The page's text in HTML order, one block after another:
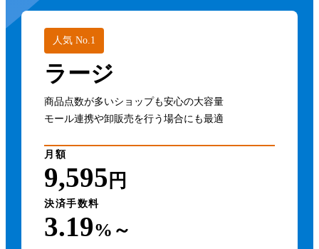
人気 No.1
ラージ
商品点数が多いショップも安心の大容量
モール連携や卸販売を行う場合にも最適
月額
9,595 円
決済手数料
3.19%～